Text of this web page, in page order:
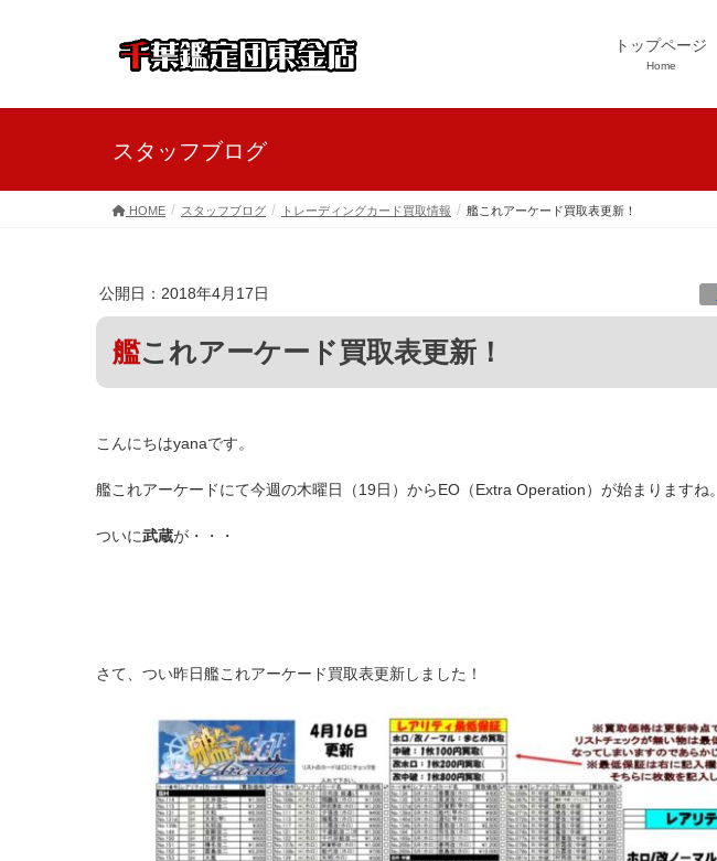
トップページ
Home
スタッフブログ
HOME スタッフブログ トレーディングカード買取情報 艦これアーケード買取表更新！
公開日：2018年4月17日
艦これアーケード買取表更新！
こんにちはyanaです。
艦これアーケードにて今週の木曜日（19日）からEO（Extra Operation）が始まりますね。
ついに武蔵が・・・
さて、つい昨日艦これアーケード買取表更新しました！